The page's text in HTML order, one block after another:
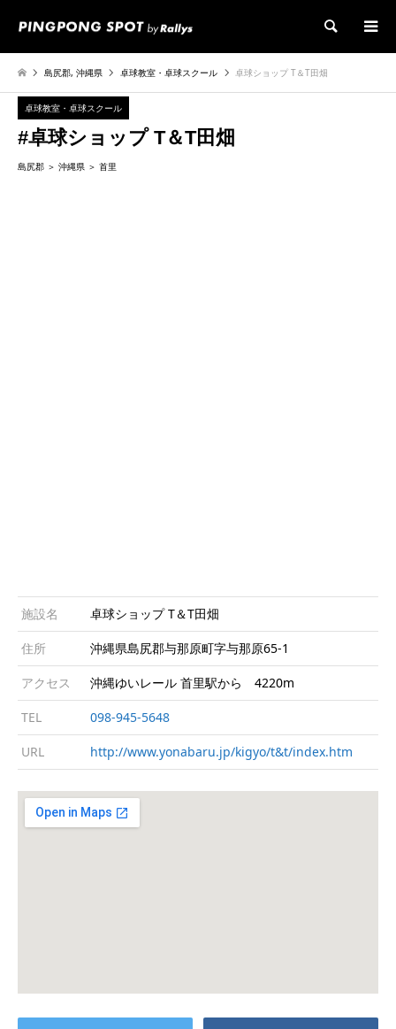
検索
島尻郡,沖縄県 卓球教室・卓球スクール 卓球ショップ T＆T田畑
卓球教室・卓球スクール
#卓球ショップ T＆T田畑
島尻郡 沖縄県 首里
施設名 卓球ショップ T＆T田畑
住所 沖縄県島尻郡与那原町字与那原65-1
アクセス 沖縄ゆいレール 首里駅から 4220m
TEL 098-945-5648
URL http://www.yonabaru.jp/kigyo/t&t/index.htm